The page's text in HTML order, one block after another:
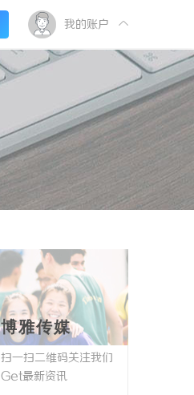
我的账户
博雅传媒
扫一扫二维码关注我们
Get最新资讯